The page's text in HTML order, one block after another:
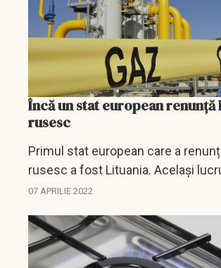
Încă un stat european renunță
rusesc
Primul stat european care a
rusesc a fost Lituania. Același
anunțat, acum, Estonia.
07 APRILIE 2022